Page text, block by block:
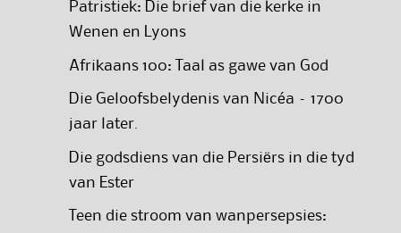
Patristiek: Die brief van die kerke in
Wenen en Lyons
Afrikaans 100: Taal as gawe van God
Die Geloofsbelydenis van Nicéa – 1700
jaar later.
Die godsdiens van die Persiërs in die tyd
van Ester
Teen die stroom van wanpersepsies: